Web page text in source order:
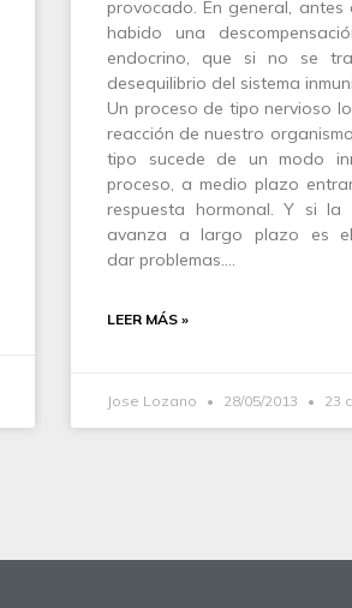
provocado. En general,
habido una
endocrino, que si no se
desequilibrio del sistema
Un proceso de tipo nervioso
reacción de nuestro
tipo sucede de un modo
proceso, a medio plazo
respuesta hormonal. Y si
avanza a largo plazo es
dar problemas.…
LEER MÁS »
Jose Lozano 28/05/2013 23